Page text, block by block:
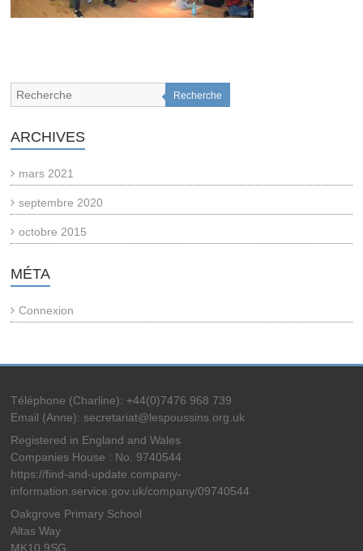
Recherche
ARCHIVES
mars 2021
septembre 2020
octobre 2015
MÉTA
Connexion
Téléphone (Charline): +44(0)7476 968 739
Email (Anne): secretariat@lespoussins.org.uk
Registered in England and Wales
Companies House : No. 9740544
https://find-and-update.company-
information.service.gov.uk/company/09740544
Oakgrove Primary School
Altas Way
MK10 9SG